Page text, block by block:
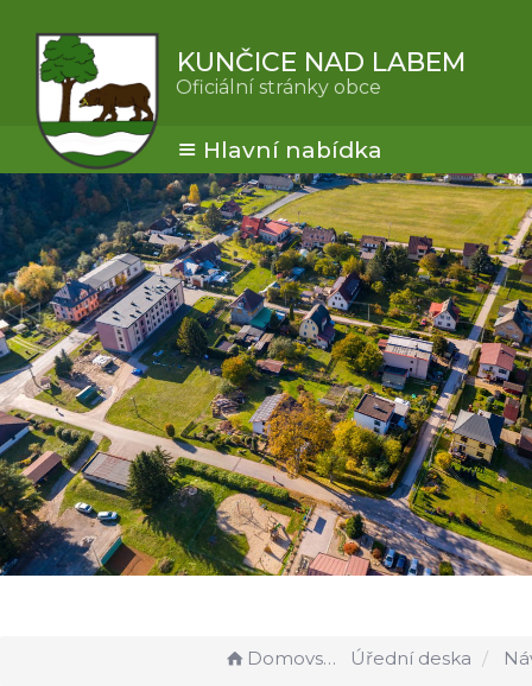
KUNČICE NAD LABEM
Oficiální stránky obce
Hlavní nabídka
Domovská stránka Úřední deska Návrh